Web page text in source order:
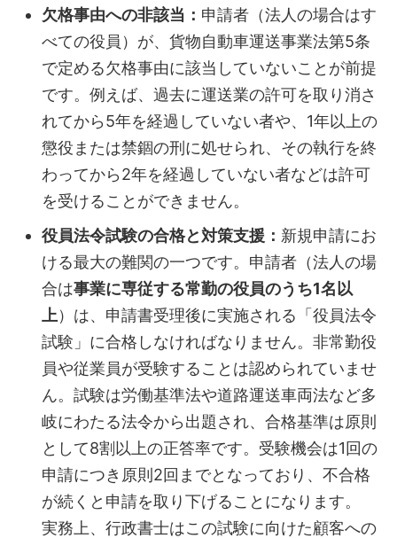
欠格事由への非該当： 申請者（法人の場合はす
べての役員）が、貨物自動車運送事業法第5条
で定める欠格事由に該当していないことが前提
です。例えば、過去に運送業の許可を取り消さ
れてから5年を経過していない者や、1年以上の
懲役または禁錮の刑に処せられ、その執行を終
わってから2年を経過していない者などは許可
を受けることができません。
役員法令試験の合格と対策支援： 新規申請にお
ける最大の難関の一つです。申請者（法人の場
合は事業に専従する常勤の役員のうち1名以
上）は、申請書受理後に実施される「役員法令
試験」に合格しなければなりません。非常勤役
員や従業員が受験することは認められていませ
ん。試験は労働基準法や道路運送車両法など多
岐にわたる法令から出題され、合格基準は原則
として8割以上の正答率です。受験機会は1回の
申請につき原則2回までとなっており、不合格
が続くと申請を取り下げることになります。
実務上、行政書士はこの試験に向けた顧客への